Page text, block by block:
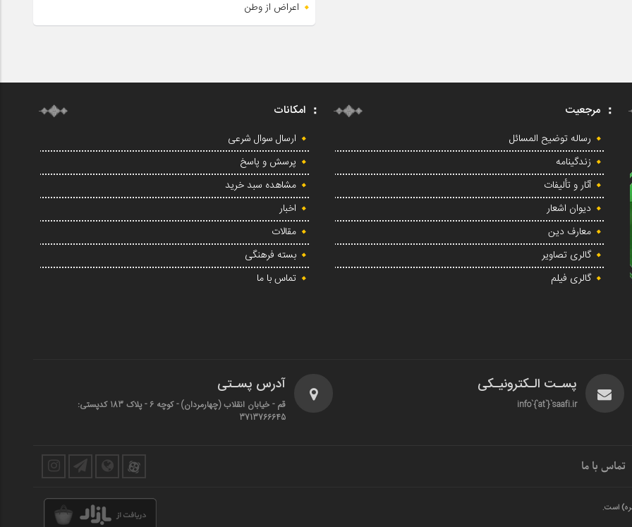
اعراض از وطن
مرجعیت
رساله توضیح المسائل
زندگینامه
آثار و تألیفات
دیوان اشعار
معارف دین
گالری تصاویر
گالری فیلم
امکانات
ارسال سوال شرعی
پرسش و پاسخ
مشاهده سبد خرید
اخبار
مقالات
بسته فرهنگی
تماس با ما
پسـت الـکترونیـکی
info`{`at`}`saafi.ir
آدرس پسـتی
قم - خیابان انقلاب (چهارمردان)‌ - کوچه 6 - پلاک 183 کدپستی:
3713766645
تماس با ما
است.